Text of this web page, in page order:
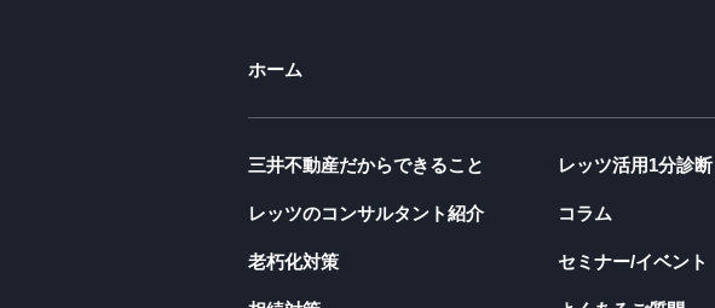
ホーム
三井不動産だからできること
レッツのコンサルタント紹介
老朽化対策
レッツ活用1分診断
コラム
セミナー/イベント